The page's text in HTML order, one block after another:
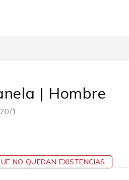
| Hombre
1
NO QUEDAN EXISTENCIAS.